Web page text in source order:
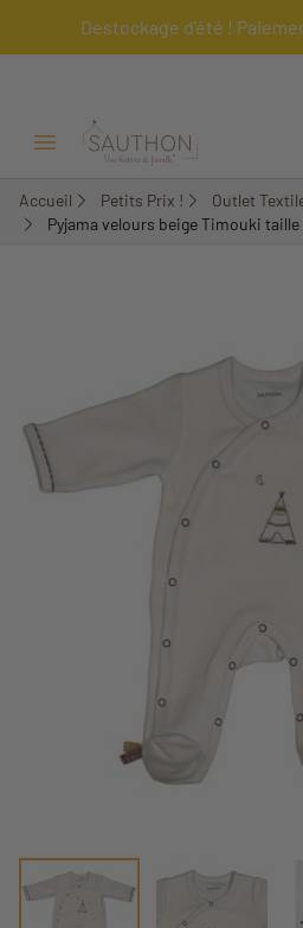
Destockage d'été !
Ouvrir/Fermer menu
Accueil Petits Prix !
Outlet
Pyjama velours beige Timouki